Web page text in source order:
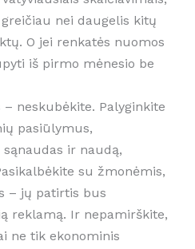
nei daugelis kitų
O jei renkatės nuomos
iš pirmo mėnesio be
neskubėkite. Palyginkite
pasiūlymus,
ir naudą,
su žmonėmis,
– jų patirtis bus
reklamą. Ir nepamirškite,
ne tik ekonominis